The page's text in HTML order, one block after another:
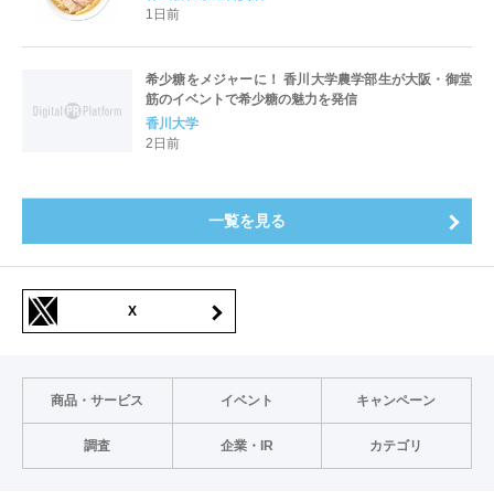
出店の 「大北海道展」
1日前
希少糖をメジャーに！ 香川大学農学部生が大阪・御堂
筋のイベントで希少糖の魅力を発信
香川大学
2日前
一覧を見る
X
商品・サービス イベント キャンペーン
調査 企業・IR カテゴリ